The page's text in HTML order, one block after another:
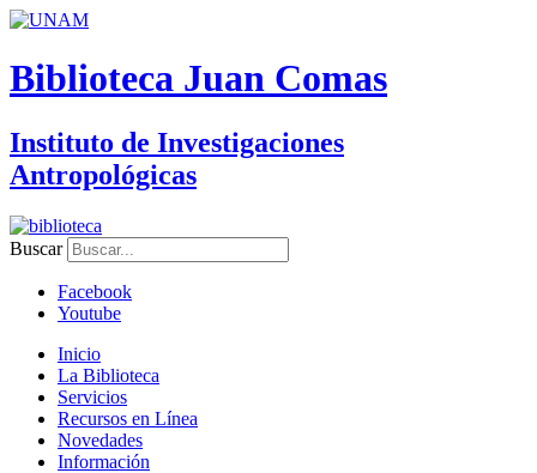
Biblioteca Juan Comas
Instituto de Investigaciones
Antropológicas
Buscar
Facebook
Youtube
Inicio
La Biblioteca
Servicios
Recursos en Línea
Novedades
Información